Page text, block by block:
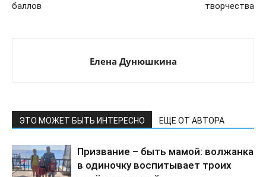
баллов
творчества
Елена Дунюшкина
ЭТО МОЖЕТ БЫТЬ ИНТЕРЕСНО ЕЩЕ ОТ АВТОРА
Призвание – быть мамой: волжанка
в одиночку воспитывает троих